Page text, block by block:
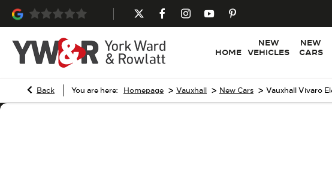
HOME
NEW
VEHICLES
NEW
CARS
Back You are here: Homepage > Vauxhall > New Cars > Vauxhall Vivaro